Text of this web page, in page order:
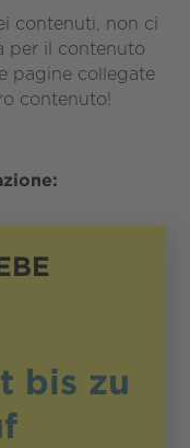
contenuti, non ci
per il contenuto
pagine collegate
contenuto!
Casinos
Rosental
Korp, Julian
bis zu